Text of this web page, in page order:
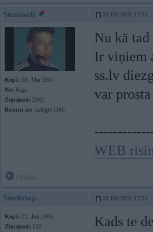
Sternwolf 23. Feb 2006, 17:51
Kopš: 03. Mar 2004
No: Rīga
Ziņojumi: 2262
Braucu ar: izslēgtu DSC
Nu kā
Ir viņiem
ss.lv
var
WEB
Smeketajs 23. Feb 2006, 17:54
Kopš: 21. Jun 2005
Ziņojumi: 133
Kads te